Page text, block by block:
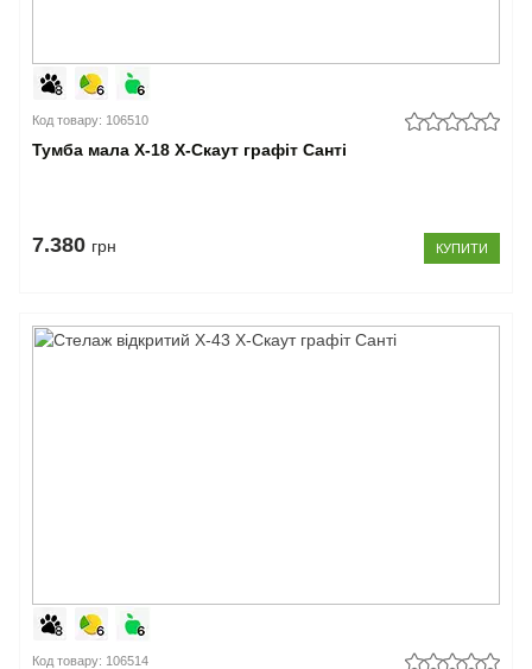
Код товару: 106510
Тумба мала Х-18 X-Скаут графіт Санті
7.380 грн КУПИТИ
Код товару: 106514